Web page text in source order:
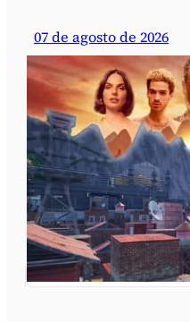
07 de agosto de 2026